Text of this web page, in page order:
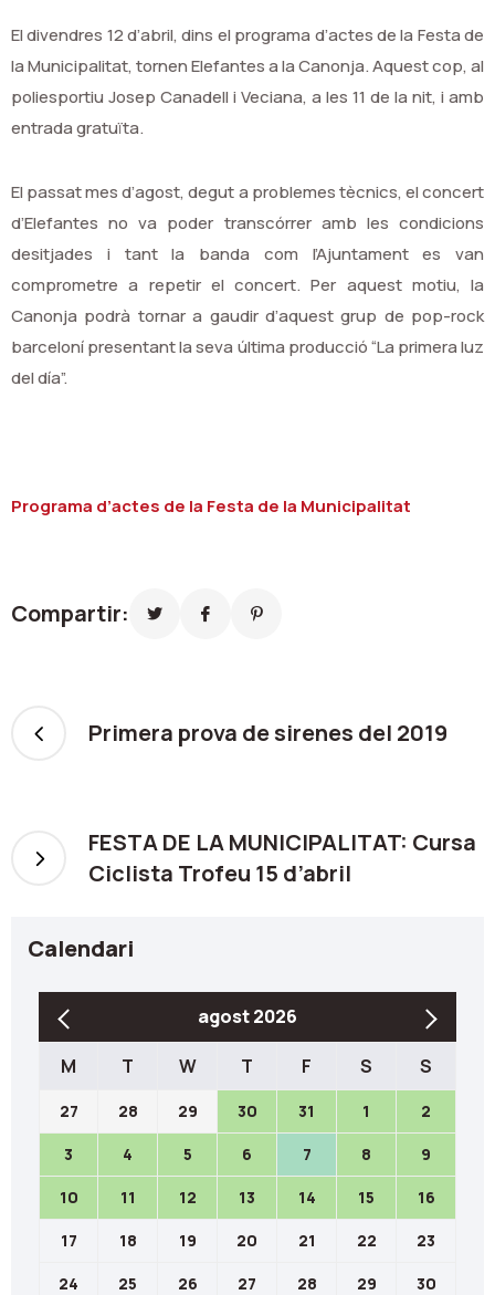
El divendres 12 d’abril, dins el programa d’actes de la Festa de
la Municipalitat, tornen Elefantes a la Canonja. Aquest cop, al
poliesportiu Josep Canadell i Veciana, a les 11 de la nit, i amb
entrada gratuïta.
El passat mes d’agost, degut a problemes tècnics, el concert
d’Elefantes no va poder transcórrer amb les condicions
desitjades i tant la banda com l’Ajuntament es van
comprometre a repetir el concert. Per aquest motiu, la
Canonja podrà tornar a gaudir d’aquest grup de pop-rock
barceloní presentant la seva última producció “La primera luz
del día”.
Programa d’actes de la Festa de la Municipalitat
Compartir:
Primera prova de sirenes del 2019
FESTA DE LA MUNICIPALITAT: Cursa
Ciclista Trofeu 15 d’abril
Calendari
agost 2026
M T W T F S S
27 28 29 30 31 1 2
3 4 5 6 7 8 9
10 11 12 13 14 15 16
17 18 19 20 21 22 23
24 25 26 27 28 29 30